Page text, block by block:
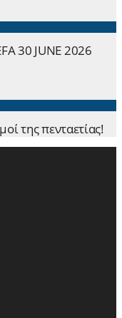
30 JUNE 2026
της πενταετίας!